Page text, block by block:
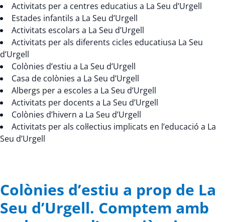
Activitats per a centres educatius a La Seu d’Urgell
Estades infantils a La Seu d’Urgell
Activitats escolars a La Seu d’Urgell
Activitats per als diferents cicles educatiusa La Seu
d’Urgell
Colònies d’estiu a La Seu d’Urgell
Casa de colònies a La Seu d’Urgell
Albergs per a escoles a La Seu d’Urgell
Activitats per docents a La Seu d’Urgell
Colònies d’hivern a La Seu d’Urgell
Activitats per als col·lectius implicats en l’educació a La
Seu d’Urgell
Colònies d’estiu a prop de La
Seu d’Urgell. Comptem amb